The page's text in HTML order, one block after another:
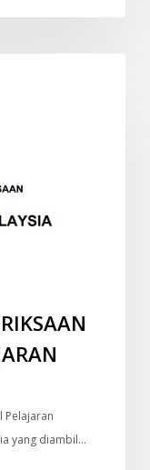
Pelajaran
yang diambil…